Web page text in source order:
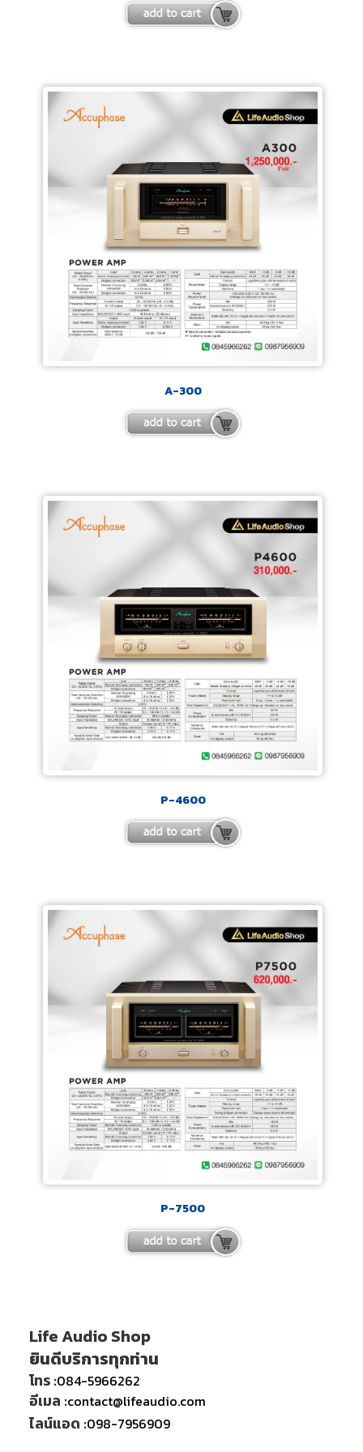
A-300
P-4600
P-7500
Life Audio Shop
ยินดีบริการทุกท่าน
โทร :084-5966262
อีเมล :contact@lifeaudio.com
ไลน์แอด :098-7956909